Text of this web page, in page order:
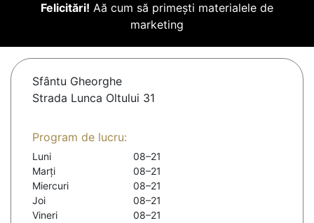
Felicitări! Aă cum să primești materialele de
marketing
Sfântu Gheorghe
Strada Lunca Oltului 31
Program de lucru:
Luni
08–21
Marți
08–21
Miercuri
08–21
Joi
08–21
Vineri
08–21